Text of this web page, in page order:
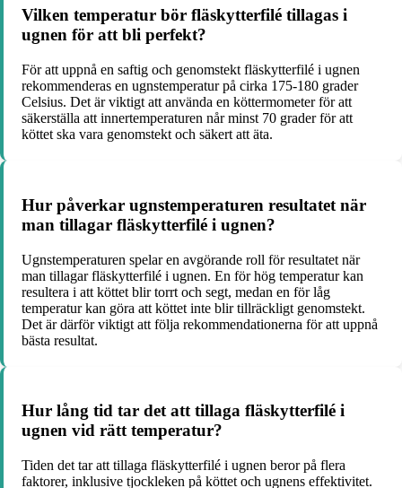
Vilken temperatur bör fläskytterfilé tillagas i
ugnen för att bli perfekt?
För att uppnå en saftig och genomstekt fläskytterfilé i ugnen
rekommenderas en ugnstemperatur på cirka 175-180 grader
Celsius. Det är viktigt att använda en köttermometer för att
säkerställa att innertemperaturen når minst 70 grader för att
köttet ska vara genomstekt och säkert att äta.
Hur påverkar ugnstemperaturen resultatet när
man tillagar fläskytterfilé i ugnen?
Ugnstemperaturen spelar en avgörande roll för resultatet när
man tillagar fläskytterfilé i ugnen. En för hög temperatur kan
resultera i att köttet blir torrt och segt, medan en för låg
temperatur kan göra att köttet inte blir tillräckligt genomstekt.
Det är därför viktigt att följa rekommendationerna för att uppnå
bästa resultat.
Hur lång tid tar det att tillaga fläskytterfilé i
ugnen vid rätt temperatur?
Tiden det tar att tillaga fläskytterfilé i ugnen beror på flera
faktorer, inklusive tjockleken på köttet och ugnens effektivitet.